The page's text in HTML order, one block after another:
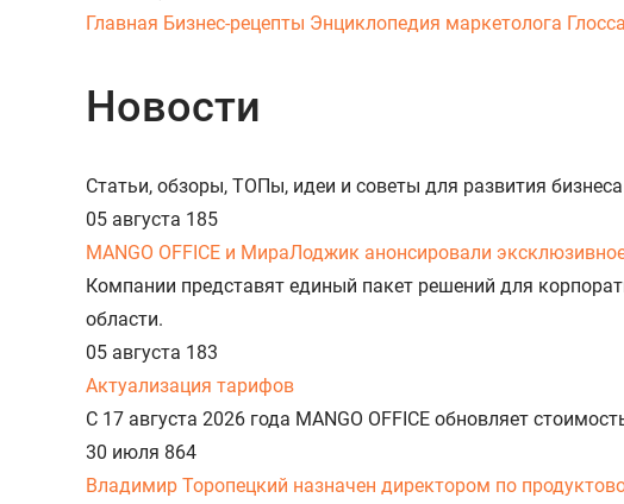
Главная Бизнес-рецепты Энциклопедия маркетолога
Новости
Статьи, обзоры, ТОПы, идеи и советы для развития
05 августа 185
MANGO OFFICE и МираЛоджик анонсировали
Компании представят единый пакет решений для
области.
05 августа 183
Актуализация тарифов
С 17 августа 2026 года MANGO OFFICE обновляет
30 июля 864
Владимир Торопецкий назначен директором по